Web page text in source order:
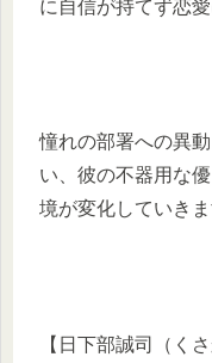
に自信が持てず恋
憧れの部署への異
い、彼の不器用な
境が変化していきま
【日下部誠司（く